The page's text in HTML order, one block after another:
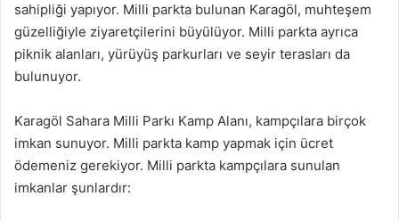
sahipliği yapıyor. Milli parkta bulunan Karagöl, muhteşem
güzelliğiyle ziyaretçilerini büyülüyor. Milli parkta ayrıca
piknik alanları, yürüyüş parkurları ve seyir terasları da
bulunuyor.
Karagöl Sahara Milli Parkı Kamp Alanı, kampçılara birçok
imkan sunuyor. Milli parkta kamp yapmak için ücret
ödemeniz gerekiyor. Milli parkta kampçılara sunulan
imkanlar şunlardır: